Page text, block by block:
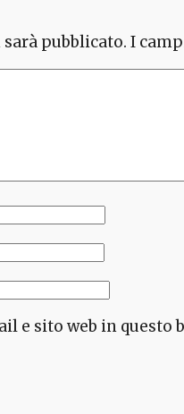
pubblicato. I
e sito web in